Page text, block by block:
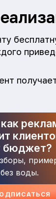
бюджет?
воды.